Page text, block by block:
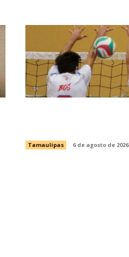
Tamaulipas 6 de agosto de 2026